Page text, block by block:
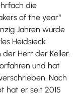
die
of the year“
Jahren wurde
Heidsieck
der Herr der Keller.
und hat
Nach
hat er seit 2015